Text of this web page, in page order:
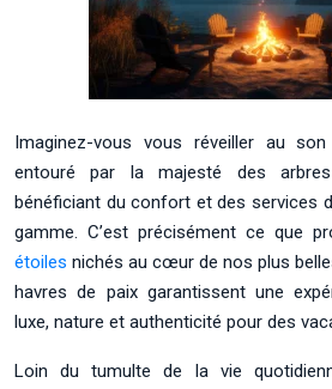
Imaginez-vous vous réveiller au
entouré par la majesté des
bénéficiant du confort et des services
gamme. C’est précisément ce que
étoiles nichés au cœur de nos plus
havres de paix garantissent une
luxe, nature et authenticité pour des
Loin du tumulte de la vie